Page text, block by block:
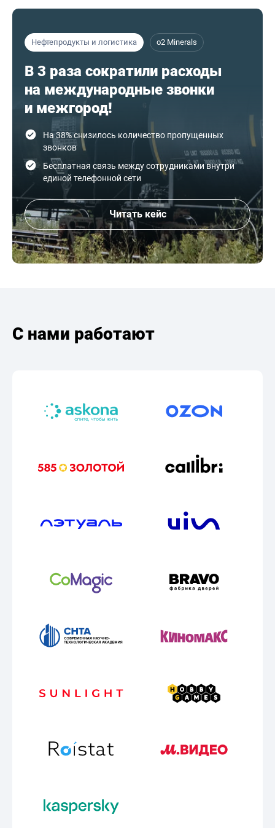
Нефтепродукты и логистика o2 Minerals
В 3 раза сократили расходы
на международные звонки
и межгород!
На 38% снизилось количество пропущенных
звонков
Бесплатная связь между сотрудниками внутри
единой телефонной сети
Читать кейс
С нами работают